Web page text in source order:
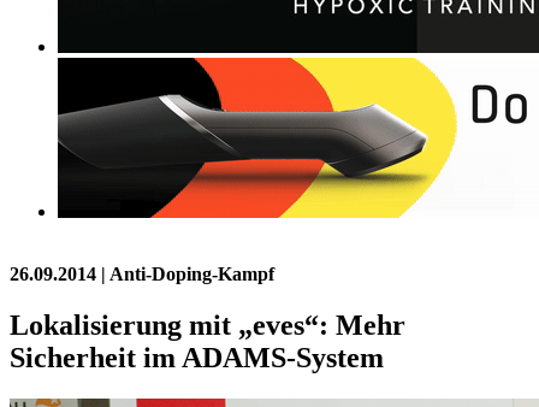
26.09.2014 | Anti-Doping-Kampf
Lokalisierung mit „eves“: Mehr
Sicherheit im ADAMS-System